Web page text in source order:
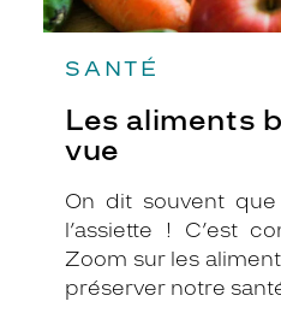
SANTÉ
Les aliments
vue
On dit souvent
l’assiette ! C’est
Zoom sur les
préserver notre